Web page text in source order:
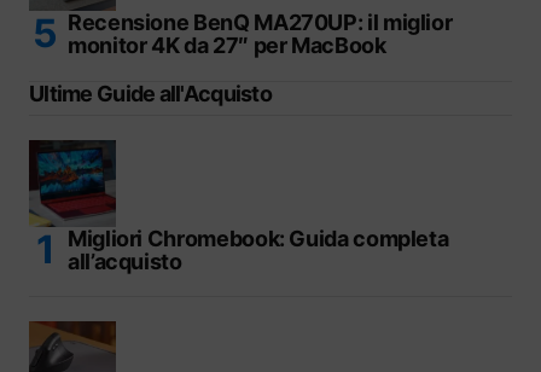
Recensione BenQ MA270UP: il miglior
monitor 4K da 27″ per MacBook
Ultime Guide all'Acquisto
Migliori Chromebook: Guida completa
all’acquisto